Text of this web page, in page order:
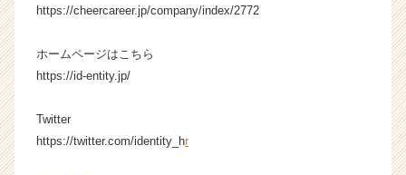
C
https://cheercareer.jp/company/index/2772
ホームページはこちら
https://id-entity.jp/
Twitter
https://twitter.com/identity_hr